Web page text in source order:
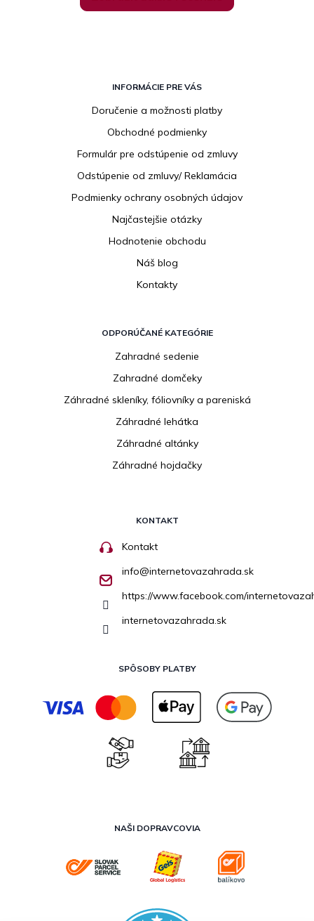
INFORMÁCIE PRE VÁS
Doručenie a možnosti platby
Obchodné podmienky
Formulár pre odstúpenie od zmluvy
Odstúpenie od zmluvy/ Reklamácia
Podmienky ochrany osobných údajov
Najčastejšie otázky
Hodnotenie obchodu
Náš blog
Kontakty
ODPORÚČANÉ KATEGÓRIE
Zahradné sedenie
Zahradné domčeky
Záhradné skleníky, fóliovníky a pareniská
Záhradné lehátka
Záhradné altánky
Záhradné hojdačky
KONTAKT
Kontakt
info@internetovazahrada.sk
https://www.facebook.com/
internetovazahrada.sk
SPÔSOBY PLATBY
NAŠI DOPRAVCOVIA